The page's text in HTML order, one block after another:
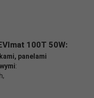
100T 50W:
panelami
: